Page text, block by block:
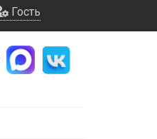
Гость